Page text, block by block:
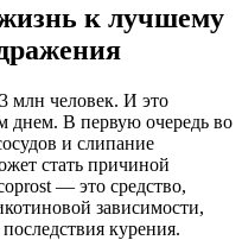
к лучшему
млн человек. И это
днем. В первую очередь во
и слипание
стать причиной
— это средство,
зависимости,
курения.